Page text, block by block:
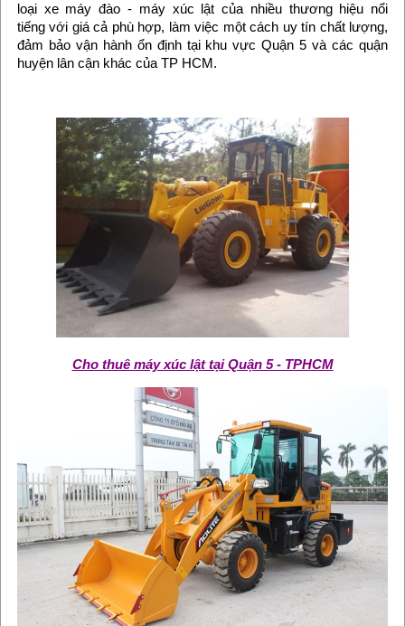
loại xe máy đào - máy xúc lật của nhiều thương hiệu nổi
tiếng với giá cả phù hợp, làm việc một cách uy tín chất lượng,
đảm bảo vận hành ổn định tại khu vực Quận 5 và các quận
huyện lân cận khác của TP HCM.
Cho thuê máy xúc lật tại Quận 5 - TPHCM